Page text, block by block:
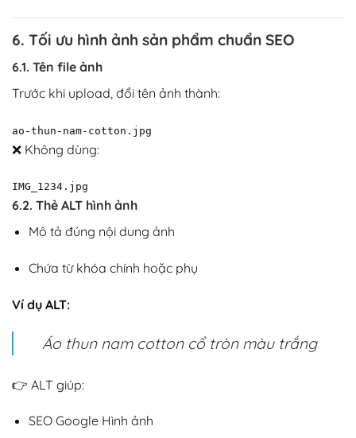
6. Tối ưu hình ảnh sản phẩm chuẩn SEO
6.1. Tên file ảnh
Trước khi upload, đổi tên ảnh thành:
ao-thun-nam-cotton.jpg
❌ Không dùng:
IMG_1234.jpg
6.2. Thẻ ALT hình ảnh
Mô tả đúng nội dung ảnh
Chứa từ khóa chính hoặc phụ
Ví dụ ALT:
Áo thun nam cotton cổ tròn màu trắng
👉 ALT giúp:
SEO Google Hình ảnh